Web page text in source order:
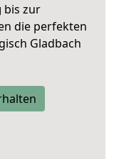
bis zur
die perfekten
Gladbach